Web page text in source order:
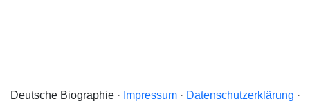
Deutsche Biographie · Impressum· Datenschutzerklärung ·